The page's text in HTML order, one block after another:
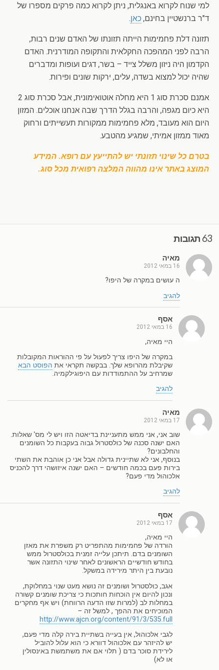
למי שנוח לקרוא באנגלית, ניתן לקרוא כמה פרקים מספרו של
ד"ר ברנשטיין בחינם, כאן.
תזונה דלת פחמימות הייתה תזונתו של האדם שנים רבות,
הרבה לפני המהפכה החקלאית והתקופה המודרנית. האדם
הקדמון היה ניזון משלל צייד – בשר, דגים ועופות ומדברים
שהיה יכול למצוא בשדה, עלים, ירקות שונים ופירות.
אמנם סכרת סוג 1 היא מחלה אוטואימונית, אבל סכרת סוג 2
היא כיום מגפה, והרבה בגלל הדרך שבה אנחנו אוכלים. המזון
היום הוא מעובד, מלא פחמימות ממקורות תעשייתים ורחוק
מאוד ממזון אמיתי, שמגיע מהטבע.
בטרם כל שינוי תזונתי יש להתייעץ עם רופא. המידע
המוצג באתר אינו מהווה המלצה רפואית מכל סוג.
63 תגובות
מאיה
16 במאי 2012
ה עושים במקרה של היפו?
להגיב
אסף
16 במאי 2012
היי מאיה,
במקרה של היפו צריך לפעול על פי ההוראות המקובלות
שקיבלת מהרופא שלך. בבקשה תקראי את הפוסט הבא
שמרחיב על ההתמודדות עם היפוגילקמיה.
להגיב
מאיה
17 במאי 2012
שוב אני, אני ממש מתעניינת בדיאטה הזו ויש לי מס' שאלות.
האם ישנה סכנה של כולסטרול גבוה בעקבות כל השומנים
והחלבונים?
בנוסף, אני לא שתיינית גדולה אבל אני כן אוהבת את השתי
בירות פעם בכמה חודשים – האם ישנה איזושהי דרך להכניס
אלכוהול מדי פעם?
להגיב
אסף
17 במאי 2012
היי מאיה,
הורדה של פחמימות מהתפריט רק משפרת את מאזן
השומנים בדם. תיתכן עלייה זמנית בכולסטרול ממש
בחודש חודשיים הראשונים לאחר שינוי התזונה אשר
נובעת בין היתר מירידה במשקל.
אגב, כולסטרול ושומנים זה נושא מעט שנוי במחלוקת,
ונכון להיום אין הוכחות חותכות כי צריכת שומנים קשורה
במחלות לב (למרות שזו הדעה הרווחת) ויש אף מחקרים
המוכיחים את ההפך , למשל זה –
http://www.ajcn.org/content/91/3/535.full
לגבי אלכוהול, אין בעייה בשתיית בירה קלה מדי פעם,
יש להיזהר עם אלכוהול דוורא כי הוא עלול להוביל
לירידת סוכר בדם ( תלוי אם את משתמשת באינסולין
או לא)